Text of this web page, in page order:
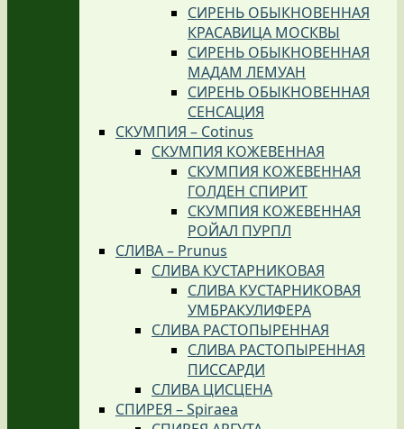
СИРЕНЬ ОБЫКНОВЕННАЯ
КРАСАВИЦА МОСКВЫ
СИРЕНЬ ОБЫКНОВЕННАЯ
МАДАМ ЛЕМУАН
СИРЕНЬ ОБЫКНОВЕННАЯ
СЕНСАЦИЯ
СКУМПИЯ – Cotinus
СКУМПИЯ КОЖЕВЕННАЯ
СКУМПИЯ КОЖЕВЕННАЯ
ГОЛДЕН СПИРИТ
СКУМПИЯ КОЖЕВЕННАЯ
РОЙАЛ ПУРПЛ
СЛИВА – Prunus
СЛИВА КУСТАРНИКОВАЯ
СЛИВА КУСТАРНИКОВАЯ
УМБРАКУЛИФЕРА
СЛИВА РАСТОПЫРЕННАЯ
СЛИВА РАСТОПЫРЕННАЯ
ПИССАРДИ
СЛИВА ЦИСЦЕНА
СПИРЕЯ – Spiraea